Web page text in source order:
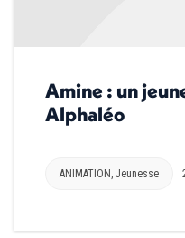
Amine : un
Alphaléo
ANIMATION Jeunesse